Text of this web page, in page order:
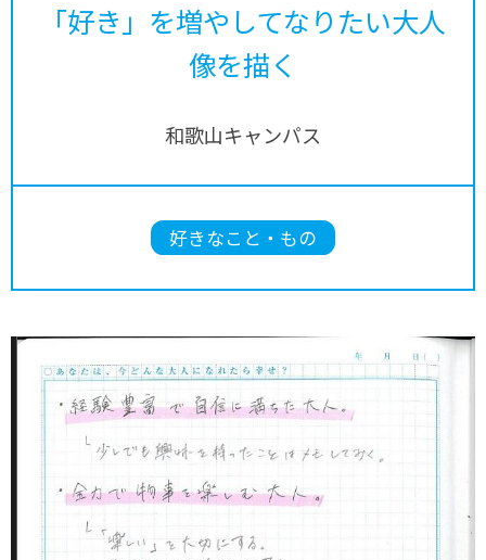
「好き」を増やしてなりたい大人
像を描く
和歌山キャンパス
好きなこと・もの